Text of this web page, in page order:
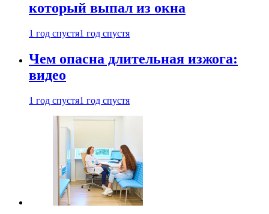
который выпал из окна
1 год спустя1 год спустя
Чем опасна длительная изжога:
видео
1 год спустя1 год спустя